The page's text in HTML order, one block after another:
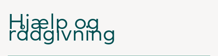
Hjælp og
rådgivning